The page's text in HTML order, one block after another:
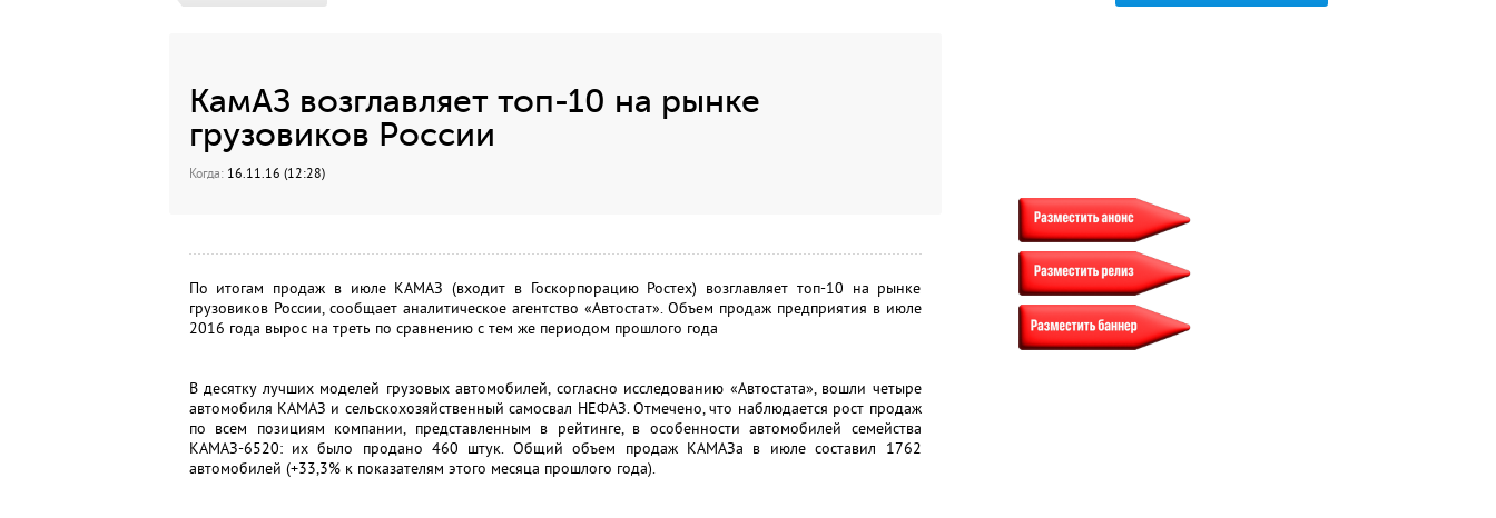
КамАЗ возглавляет топ-10 на рынке
грузовиков России
Когда: 16.11.16 (12:28)
По итогам продаж в июле КАМАЗ (входит в Госкорпорацию Ростех) возглавляет топ-10 на рынке
грузовиков России, сообщает аналитическое агентство «Автостат». Объем продаж предприятия в июле
2016 года вырос на треть по сравнению с тем же периодом прошлого года
В десятку лучших моделей грузовых автомобилей, согласно исследованию «Автостата», вошли четыре
автомобиля КАМАЗ и сельскохозяйственный самосвал НЕФАЗ. Отмечено, что наблюдается рост продаж
по всем позициям компании, представленным в рейтинге, в особенности автомобилей семейства
КАМАЗ-6520: их было продано 460 штук. Общий объем продаж КАМАЗа в июле составил 1762
автомобилей (+33,3% к показателям этого месяца прошлого года).